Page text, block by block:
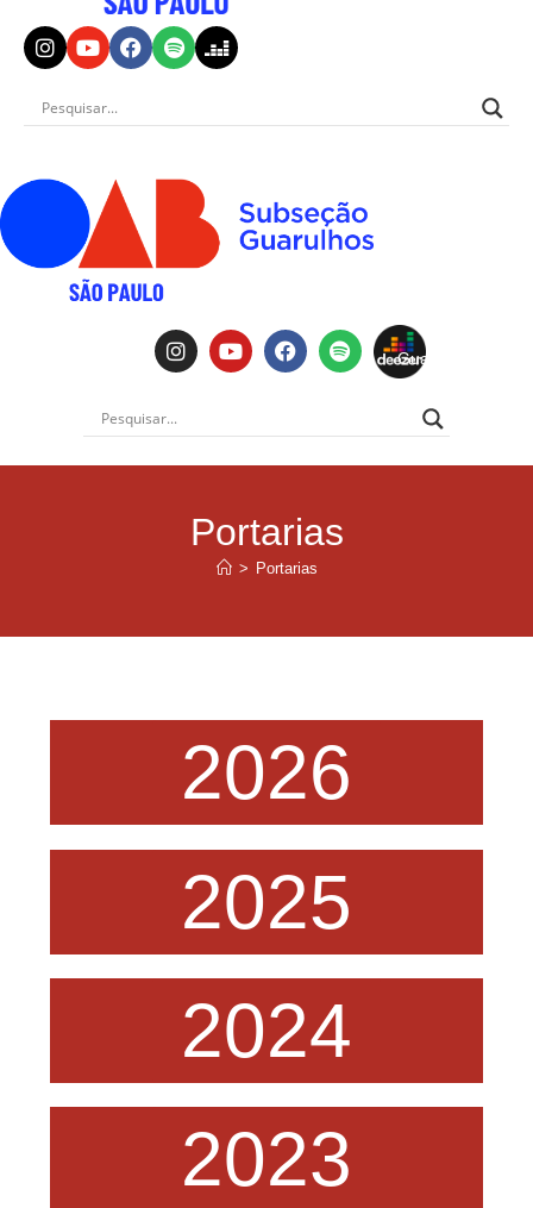
Guarulhos
Portarias
> Portarias
2026
2025
2024
2023